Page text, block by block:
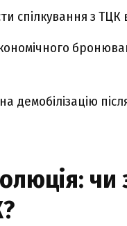
спілкування з ТЦК
чи